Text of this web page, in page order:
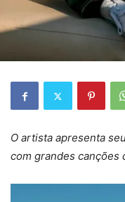
O artista apresenta
com grandes canções